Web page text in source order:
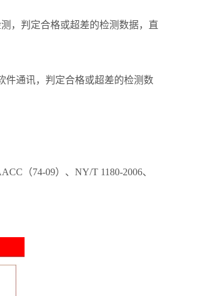
，判定合格或超差的检测数据，直
件通讯，判定合格或超差的检测数
（74-09）、NY/T 1180-2006、